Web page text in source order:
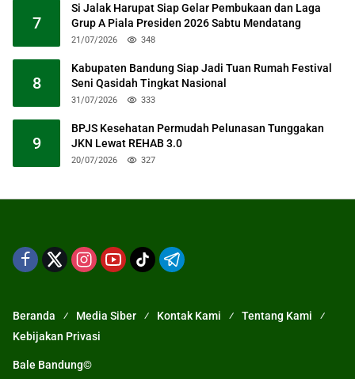
7
Si Jalak Harupat Siap Gelar Pembukaan dan Laga
Grup A Piala Presiden 2026 Sabtu Mendatang
21/07/2026 348
8
Kabupaten Bandung Siap Jadi Tuan Rumah Festival
Seni Qasidah Tingkat Nasional
31/07/2026 333
9
BPJS Kesehatan Permudah Pelunasan Tunggakan
JKN Lewat REHAB 3.0
20/07/2026 327
Beranda Media Siber Kontak Kami
Tentang Kami
Kebijakan Privasi
Bale Bandung©